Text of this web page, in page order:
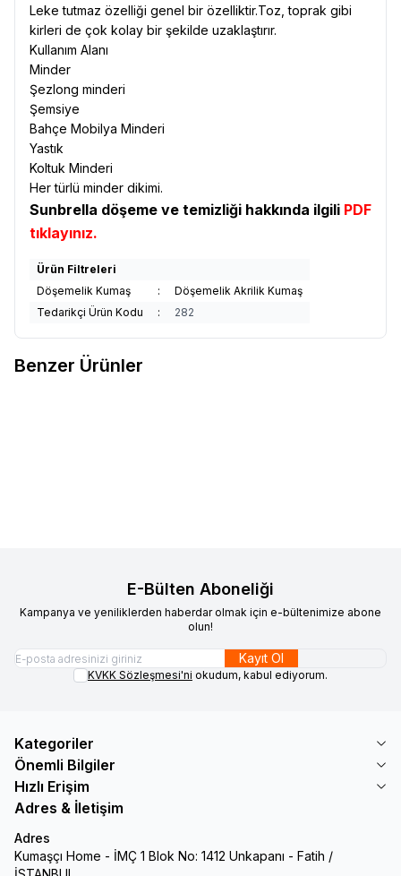
Leke tutmaz özelliği genel bir özelliktir.Toz, toprak gibi
kirleri de çok kolay bir şekilde uzaklaştırır.
Kullanım Alanı
Minder
Şezlong minderi
Şemsiye
Bahçe Mobilya Minderi
Yastık
Koltuk Minderi
Her türlü minder dikimi.
Sunbrella döşeme ve temizliği hakkında ilgili PDF
tıklayınız.
Ürün Filtreleri
Döşemelik Kumaş
:
Döşemelik Akrilik Kumaş
Tedarikçi Ürün Kodu
: 282
Benzer Ürünler
E-Bülten Aboneliği
Kampanya ve yeniliklerden haberdar olmak için e-bültenimize abone
olun!
Kayıt Ol
KVKK Sözleşmesi'ni okudum, kabul ediyorum.
Kategoriler
Önemli Bilgiler
Hızlı Erişim
Adres & İletişim
Adres
Kumaşçı Home - İMÇ 1 Blok No: 1412 Unkapanı - Fatih /